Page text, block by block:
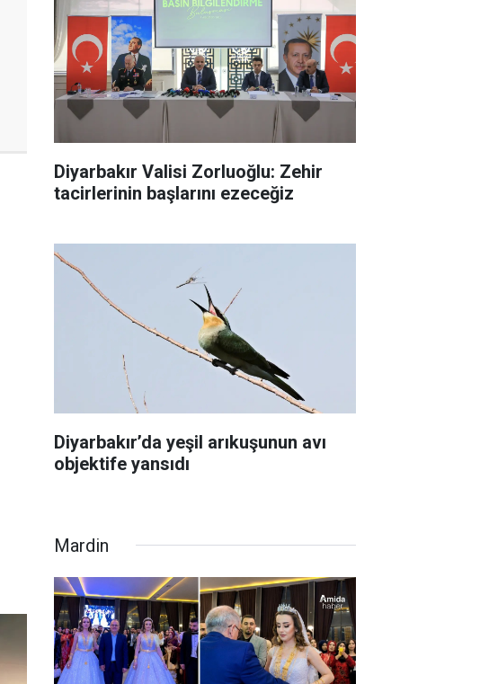
Diyarbakır Valisi Zorluoğlu: Zehir
tacirlerinin başlarını ezeceğiz
Diyarbakır’da yeşil arıkuşunun avı
objektife yansıdı
Mardin